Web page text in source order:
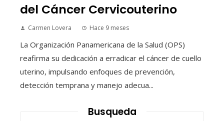
del Cáncer Cervicouterino
Carmen Lovera Hace 9 meses
La Organización Panamericana de la Salud (OPS)
reafirma su dedicación a erradicar el cáncer de cuello
uterino, impulsando enfoques de prevención,
detección temprana y manejo adecua...
Busqueda